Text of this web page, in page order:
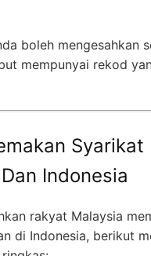
boleh mengesahkan
mempunyai rekod
Syarikat
Indonesia
rakyat Malaysia
di Indonesia, berikut